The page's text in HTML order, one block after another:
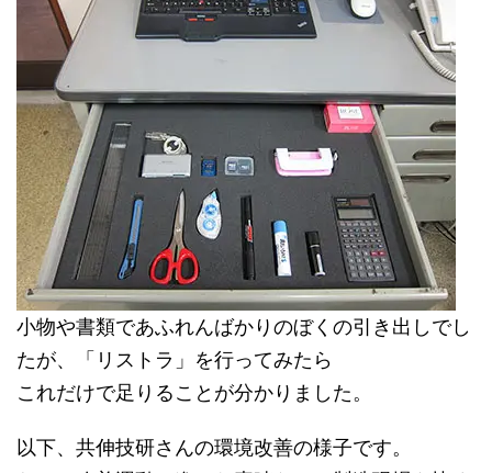
小物や書類であふれんばかりのぼくの引き出しでし
たが、「リストラ」を行ってみたら
これだけで足りることが分かりました。
以下、共伸技研さんの環境改善の様子です。